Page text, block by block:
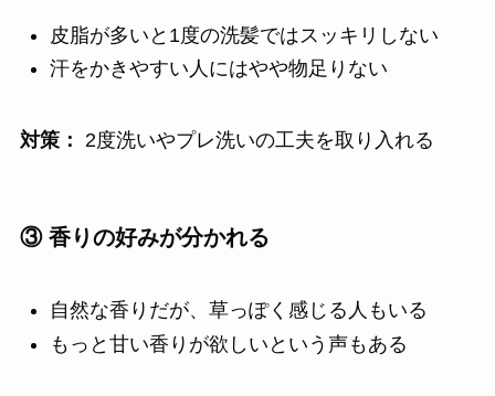
皮脂が多いと1度の洗髪ではスッキリしない
汗をかきやすい人にはやや物足りない
対策： 2度洗いやプレ洗いの工夫を取り入れる
③ 香りの好みが分かれる
自然な香りだが、草っぽく感じる人もいる
もっと甘い香りが欲しいという声もある